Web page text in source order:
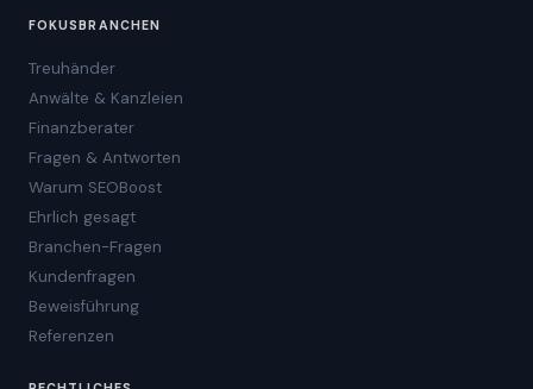
FOKUSBRANCHEN
Treuhänder
Anwälte & Kanzleien
Finanzberater
Fragen & Antworten
Warum SEOBoost
Ehrlich gesagt
Branchen-Fragen
Kundenfragen
Beweisführung
Referenzen